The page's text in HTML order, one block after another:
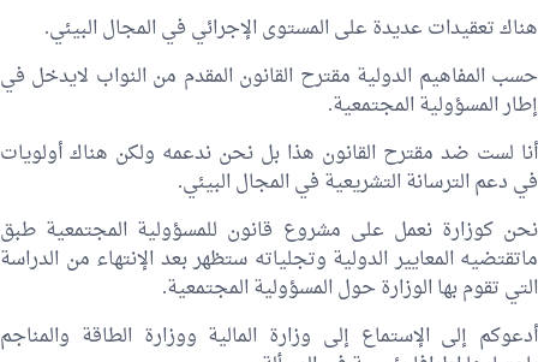
هناك تعقيدات عديدة على المستوى الإجرائي في المجال البيئي.
حسب المفاهيم الدولية مقترح القانون المقدم من النواب لايدخل في
إطار المسؤولية المجتمعية.
أنا لست ضد مقترح القانون هذا بل نحن ندعمه ولكن هناك أولويات
في دعم الترسانة التشريعية في المجال البيئي.
نحن كوزارة نعمل على مشروع قانون للمسؤولية المجتمعية طبق
ماتقتضيه المعايير الدولية وتجلياته ستظهر بعد الإنتهاء من الدراسة
التي تقوم بها الوزارة حول المسؤولية المجتمعية.
أدعوكم إلى الإستماع إلى وزارة المالية ووزارة الطاقة والمناجم